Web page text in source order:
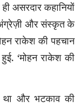
असरदार कहानियों
अंग्रेज़ी और संस्कृत के
राकेश की पहचान
‘मोहन राकेश की
था और भटकाव की